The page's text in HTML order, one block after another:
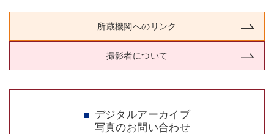
所蔵機関へのリンク
撮影者について
デジタルアーカイブ
写真のお問い合わせ